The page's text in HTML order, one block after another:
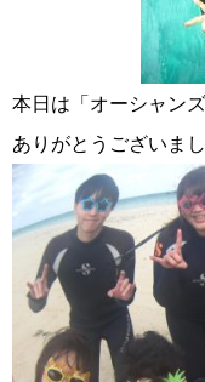
本日は「オーシャン
ありがとうございま